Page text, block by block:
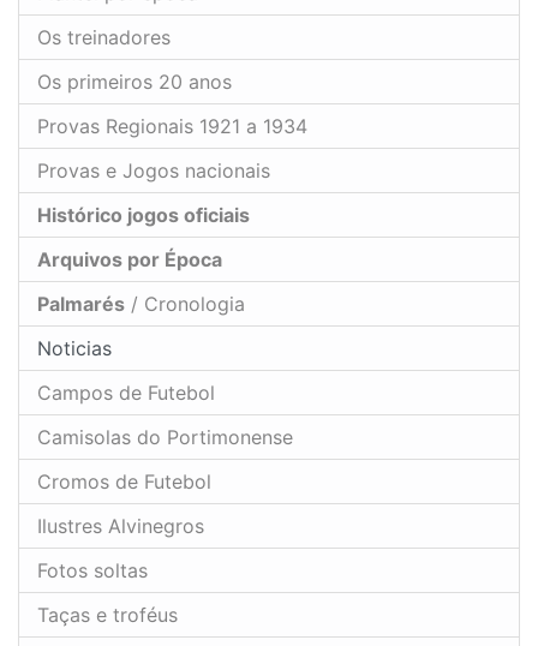
Os treinadores
Os primeiros 20 anos
Provas Regionais 1921 a 1934
Provas e Jogos nacionais
Histórico jogos oficiais
Arquivos por Época
Palmarés / Cronologia
Noticias
Campos de Futebol
Camisolas do Portimonense
Cromos de Futebol
Ilustres Alvinegros
Fotos soltas
Taças e troféus